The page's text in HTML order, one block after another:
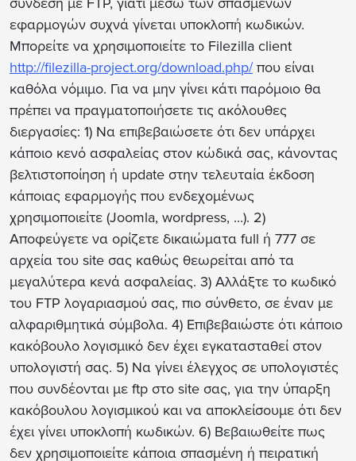
εφαρμογών συχνά γίνεται υποκλοπή κωδικών.
Μπορείτε να χρησιμοποιείτε το Filezilla client
http://filezilla-project.org/download.php/που είναι
καθόλα νόμιμο. Για να μην γίνει κάτι παρόμοιο θα
πρέπει να πραγματοποιήσετε τις ακόλουθες
διεργασίες: 1) Nα επιβεβαιώσετε ότι δεν υπάρχει
κάποιο κενό ασφαλείας στον κώδικά σας, κάνοντας
βελτιστοποίηση ή update στην τελευταία έκδοση
κάποιας εφαρμογής που ενδεχομένως
χρησιμοποιείτε (Joomla, wordpress, ...). 2)
Αποφεύγετε να ορίζετε δικαιώματα full ή 777 σε
αρχεία του site σας καθώς θεωρείται από τα
μεγαλύτερα κενά ασφαλείας. 3) Αλλάξτε το κωδικό
του FTP λογαριασμού σας, πιο σύνθετο, σε έναν με
αλφαριθμητικά σύμβολα. 4) Επιβεβαιώστε ότι κάποιο
κακόβουλο λογισμικό δεν έχει εγκατασταθεί στον
υπολογιστή σας. 5) Να γίνει έλεγχος σε υπολογιστές
που συνδέονται με ftp στο site σας, για την ύπαρξη
κακόβουλου λογισμικού και να αποκλείσουμε ότι δεν
έχει γίνει υποκλοπή κωδικών. 6) Βεβαιωθείτε πως
δεν χρησιμοποιείτε κάποια σπασμένη ή πειρατική